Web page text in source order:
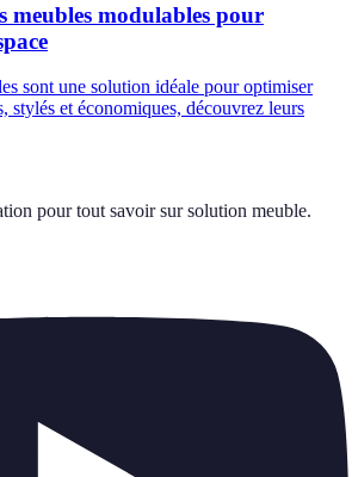
meubles modulables pour
sont une solution idéale pour optimiser
stylés et économiques, découvrez leurs
pour tout savoir sur solution meuble.